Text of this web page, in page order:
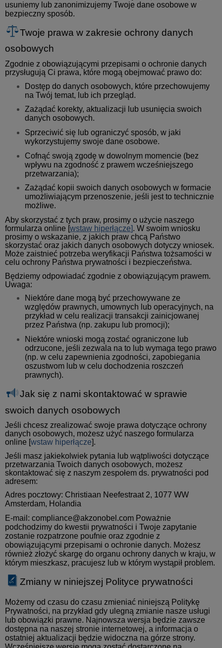
usuniemy lub zanonimizujemy Twoje dane osobowe w
bezpieczny sposób.
Twoje prawa w zakresie ochrony danych
osobowych
Zgodnie z obowiązującymi przepisami o ochronie danych
przysługują Ci prawa, które mogą obejmować prawo do:
Dostęp do danych osobowych, które przechowujemy
na Twój temat, lub ich przegląd.
Zażądać korekty, aktualizacji lub usunięcia swoich
danych osobowych.
Sprzeciwić się lub ograniczyć sposób, w jaki
wykorzystujemy swoje dane osobowe.
Cofnąć swoją zgodę w dowolnym momencie (bez
wpływu na zgodność z prawem wcześniejszego
przetwarzania);
Zażądać kopii swoich danych osobowych w formacie
umożliwiającym przenoszenie, jeśli jest to technicznie
możliwe.
Aby skorzystać z tych praw, prosimy o użycie naszego
formularza online [wstaw hiperłącze]. W swoim wniosku
prosimy o wskazanie, z jakich praw chcą Państwo
skorzystać oraz jakich danych osobowych dotyczy wniosek.
Może zaistnieć potrzeba weryfikacji Państwa tożsamości w
celu ochrony Państwa prywatności i bezpieczeństwa.
Będziemy odpowiadać zgodnie z obowiązującym prawem.
Uwaga:
Niektóre dane mogą być przechowywane ze
względów prawnych, umownych lub operacyjnych, na
przykład w celu realizacji transakcji zainicjowanej
przez Państwa (np. zakupu lub promocji);
Niektóre wnioski mogą zostać ograniczone lub
odrzucone, jeśli zezwala na to lub wymaga tego prawo
(np. w celu zapewnienia zgodności, zapobiegania
oszustwom lub w celu dochodzenia roszczeń
prawnych).
Jak się z nami skontaktować w sprawie
swoich danych osobowych
Jeśli chcesz zrealizować swoje prawa dotyczące ochrony
danych osobowych, możesz użyć naszego formularza
online [wstaw hiperłącze].
Jeśli masz jakiekolwiek pytania lub wątpliwości dotyczące
przetwarzania Twoich danych osobowych, możesz
skontaktować się z naszym zespołem ds. prywatności pod
adresem:
Adres pocztowy: Christiaan Neefestraat 2, 1077 WW
Amsterdam, Holandia
E-mail: compliance@akzonobel.com Poważnie
podchodzimy do kwestii prywatności i Twoje zapytanie
zostanie rozpatrzone poufnie oraz zgodnie z
obowiązującymi przepisami o ochronie danych. Możesz
również złożyć skargę do organu ochrony danych w kraju, w
którym mieszkasz, pracujesz lub w którym wystąpił problem.
Zmiany w niniejszej Polityce prywatności
Możemy od czasu do czasu zmieniać niniejszą Politykę
Prywatności, na przykład gdy ulegną zmianie nasze usługi
lub obowiązki prawne. Najnowsza wersja będzie zawsze
dostępna na naszej stronie internetowej, a informacja o
ostatniej aktualizacji będzie widoczna na górze strony.